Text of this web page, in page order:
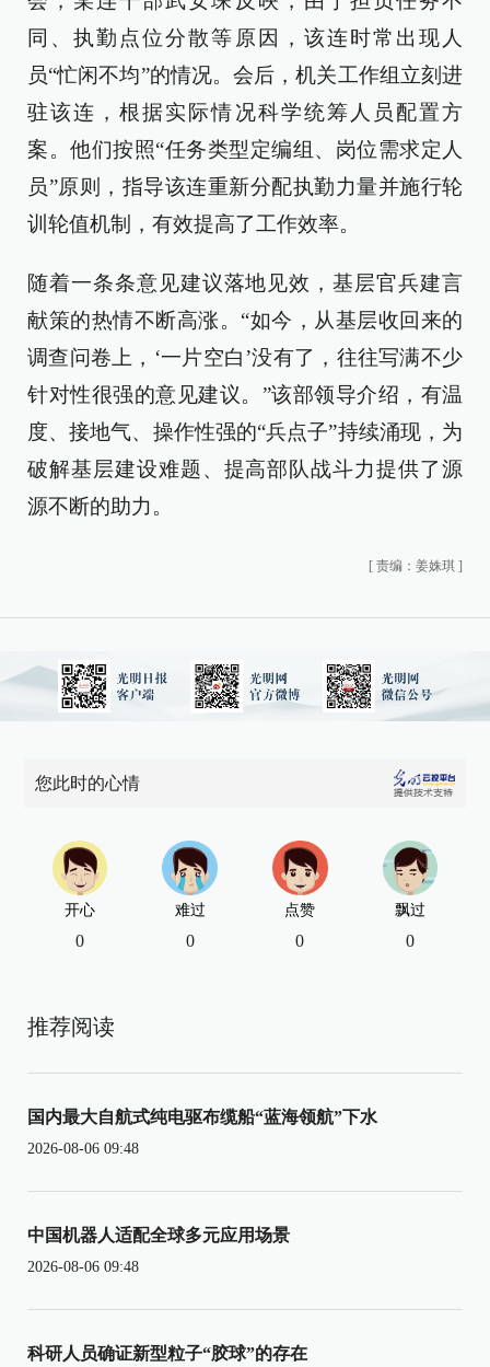
同、执勤点位分散等原因，该连时常出现人
员“忙闲不均”的情况。会后，机关工作组立刻进
驻该连，根据实际情况科学统筹人员配置方
案。他们按照“任务类型定编组、岗位需求定人
员”原则，指导该连重新分配执勤力量并施行轮
训轮值机制，有效提高了工作效率。
随着一条条意见建议落地见效，基层官兵建言
献策的热情不断高涨。“如今，从基层收回来的
调查问卷上，‘一片空白’没有了，往往写满不少
针对性很强的意见建议。”该部领导介绍，有温
度、接地气、操作性强的“兵点子”持续涌现，为
破解基层建设难题、提高部队战斗力提供了源
源不断的助力。
[ 责编：姜姝琪 ]
您此时的心情
开心
0
难过
0
点赞
0
飘过
0
推荐阅读
国内最大自航式纯电驱布缆船“蓝海领航”下水
2026-08-06 09:48
中国机器人适配全球多元应用场景
2026-08-06 09:48
科研人员确证新型粒子“胶球”的存在